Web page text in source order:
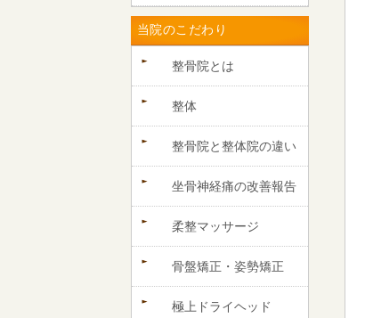
当院のこだわり
整骨院とは
整体
整骨院と整体院の違い
坐骨神経痛の改善報告
柔整マッサージ
骨盤矯正・姿勢矯正
極上ドライヘッド